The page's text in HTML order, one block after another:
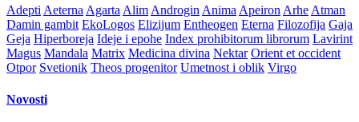
AdeptiAeternaAgartaAlimAndroginAnimaApeironArheAtman
Damin gambit EkoLogos Elizijum Entheogen Eterna Filozofija Gaja
Geja Hiperboreja Ideje i epohe Index prohibitorum librorum Lavirint
Magus Mandala Matrix Medicina divina Nektar Orient et occident
Otpor Svetionik Theos progenitor Umetnost i oblik Virgo
Novosti